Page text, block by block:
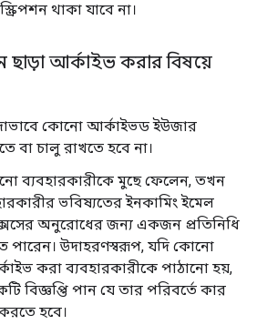
থাকা যাবে না।
ছাড়া আর্কাইভ করার বিষয়ে
কোনো আর্কাইভড ইউজার
বা চালু রাখতে হবে না।
ব্যবহারকারীকে মুছে ফেলেন, তখন
ভবিষ্যতের ইনকামিং ইমেল
অনুরোধের জন্য একজন প্রতিনিধি
পারেন। উদাহরণস্বরূপ, যদি কোনো
করা ব্যবহারকারীকে পাঠানো হয়,
বিজ্ঞপ্তি পান যে তার পরিবর্তে কার
হবে।